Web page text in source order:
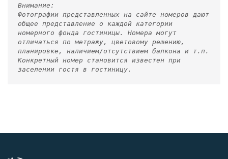
Внимание:
Фотографии представленных на сайте номеров дают
общее представление о каждой категории
номерного фонда гостиницы. Номера могут
отличаться по метражу, цветовому решению,
планировке, наличием/отсутствием балкона и т.п.
Конкретный номер становится известен при
заселении гостя в гостиницу.